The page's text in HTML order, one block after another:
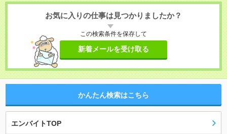
お気に入りの仕事は見つかりましたか？
この検索条件を保存して
新着メールを受け取る
かんたん検索はこちら
エンバイトTOP